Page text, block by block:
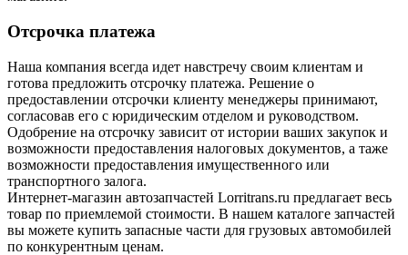
Отсрочка платежа
Наша компания всегда идет навстречу своим клиентам и
готова предложить отсрочку платежа. Решение о
предоставлении отсрочки клиенту менеджеры принимают,
согласовав его с юридическим отделом и руководством.
Одобрение на отсрочку зависит от истории ваших закупок и
возможности предоставления налоговых документов, а таже
возможности предоставления имущественного или
транспортного залога.
Интернет-магазин автозапчастей Lorritrans.ru предлагает весь
товар по приемлемой стоимости. В нашем каталоге запчастей
вы можете купить запасные части для грузовых автомобилей
по конкурентным ценам.